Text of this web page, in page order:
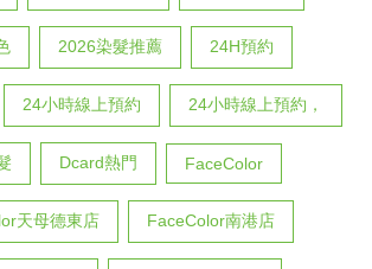
2026染髮推薦 24H預約
24小時線上預約 24小時線上預約，
Dcard熱門 FaceColor
天母德東店 FaceColor南港店